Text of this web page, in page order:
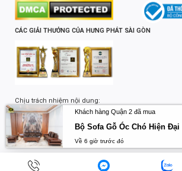
CÁC GIẢI THƯỞNG CỦA HƯNG PHÁT SÀI GÒN
Chịu trách nhiệm nội dung:
Lương Quốc TrườngKhách hàng Quận 2 đã mua
Bộ Sofa Gỗ Óc Chó Hiện Đại
Về 6 giờ trước đó